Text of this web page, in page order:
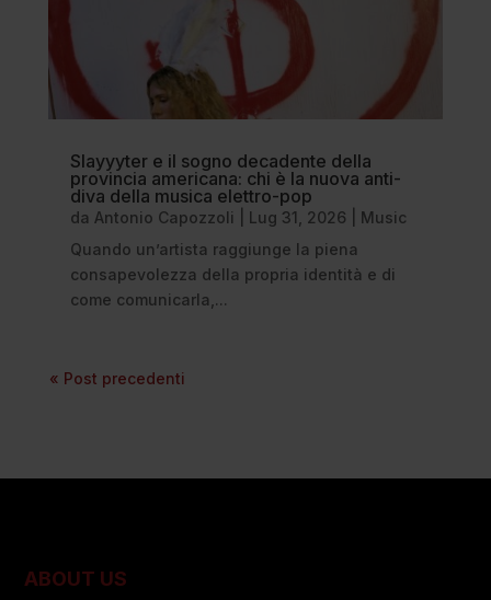
Slayyyter e il sogno decadente della
provincia americana: chi è la nuova anti-
diva della musica elettro-pop
da Antonio Capozzoli Lug 31, 2026
Music
Quando un’artista raggiunge la piena
consapevolezza della propria identità e di
come comunicarla,...
« Post precedenti
ABOUT US